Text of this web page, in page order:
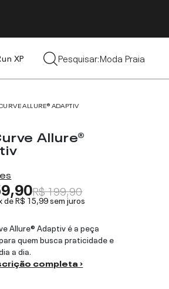
XP Pesquisar:Moda Praia
Leggings
ALLURE® ADAPTIV
Allure®
R$ 199,90
deR$ 15,99sem juros
Allure® Adaptiv é a peça
quem busca praticidade e
a dia.
completa ›